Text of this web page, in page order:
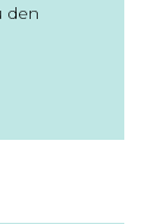
den